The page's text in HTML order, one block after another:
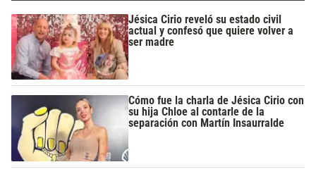
Jésica Cirio reveló su estado civil
actual y confesó que quiere volver a
ser madre
Cómo fue la charla de Jésica Cirio con
su hija Chloe al contarle de la
separación con Martín Insaurralde